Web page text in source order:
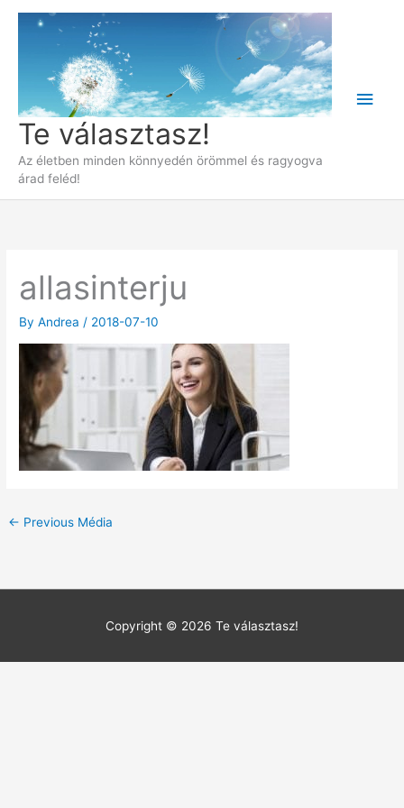
Skip
Te választasz!
Az életben minden könnyedén örömmel és ragyogva
árad feléd!
Main
allasinterju
ByAndrea / 2018-07-10
← Previous Média
Copyright © 2026 Te választasz!